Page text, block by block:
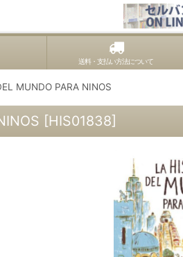
送料・支払い方法について
MUNDO PARA NINOS
[HIS01838]